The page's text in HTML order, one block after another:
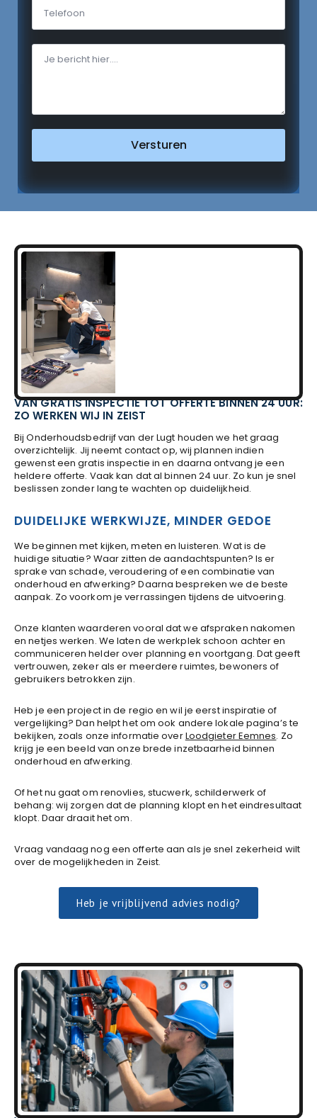
Versturen
VAN GRATIS INSPECTIE TOT OFFERTE BINNEN 24 UUR:
ZO WERKEN WIJ IN ZEIST
Bij Onderhoudsbedrijf van der Lugt houden we het graag
overzichtelijk. Jij neemt contact op, wij plannen indien
gewenst een gratis inspectie in en daarna ontvang je een
heldere offerte. Vaak kan dat al binnen 24 uur. Zo kun je snel
beslissen zonder lang te wachten op duidelijkheid.
DUIDELIJKE WERKWIJZE, MINDER GEDOE
We beginnen met kijken, meten en luisteren. Wat is de
huidige situatie? Waar zitten de aandachtspunten? Is er
sprake van schade, veroudering of een combinatie van
onderhoud en afwerking? Daarna bespreken we de beste
aanpak. Zo voorkom je verrassingen tijdens de uitvoering.
Onze klanten waarderen vooral dat we afspraken nakomen
en netjes werken. We laten de werkplek schoon achter en
communiceren helder over planning en voortgang. Dat geeft
vertrouwen, zeker als er meerdere ruimtes, bewoners of
gebruikers betrokken zijn.
Heb je een project in de regio en wil je eerst inspiratie of
vergelijking? Dan helpt het om ook andere lokale pagina’s te
bekijken, zoals onze informatie overLoodgieter Eemnes. Zo
krijg je een beeld van onze brede inzetbaarheid binnen
onderhoud en afwerking.
Of het nu gaat om renovlies, stucwerk, schilderwerk of
behang: wij zorgen dat de planning klopt en het eindresultaat
klopt. Daar draait het om.
Vraag vandaag nog een offerte aan als je snel zekerheid wilt
over de mogelijkheden in Zeist.
Heb je vrijblijvend advies nodig?